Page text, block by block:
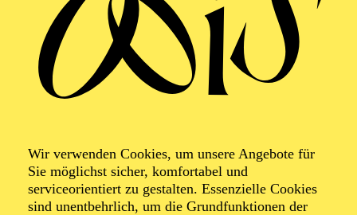
Wir verwenden Cookies, um unsere Angebote für
Sie möglichst sicher, komfortabel und
serviceorientiert zu gestalten. Essenzielle Cookies
sind unentbehrlich, um die Grundfunktionen der
Herman van Veen
"Achtzig"